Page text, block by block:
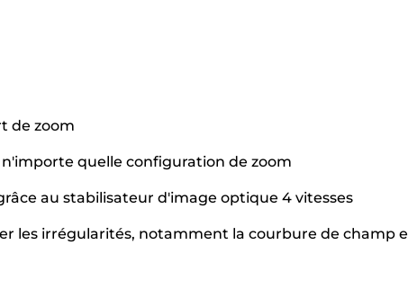
de zoom
quelle configuration de zoom
au stabilisateur d'image optique 4 vitesses
les irrégularités, notamment la courbure de champ